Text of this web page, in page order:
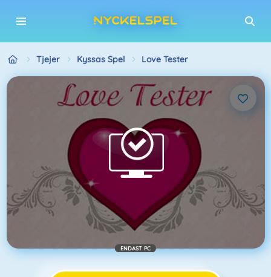
Tjejer Kyssas Spel Love Tester
ENDAST PC